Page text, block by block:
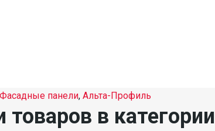
Фасадные панели, Альта-Профиль
товаров в категории